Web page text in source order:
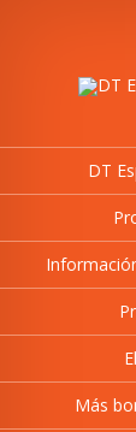
DT
Más